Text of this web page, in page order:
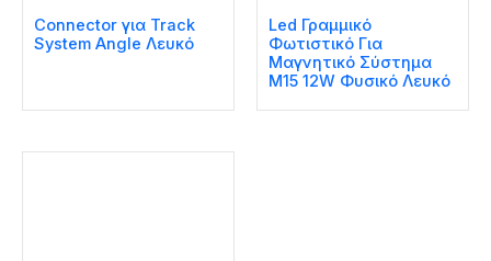
Connector για Track
System Angle Λευκό
Led Γραμμικό
Φωτιστικό Για
Μαγνητικό Σύστημα
Μ15 12W Φυσικό Λευκό